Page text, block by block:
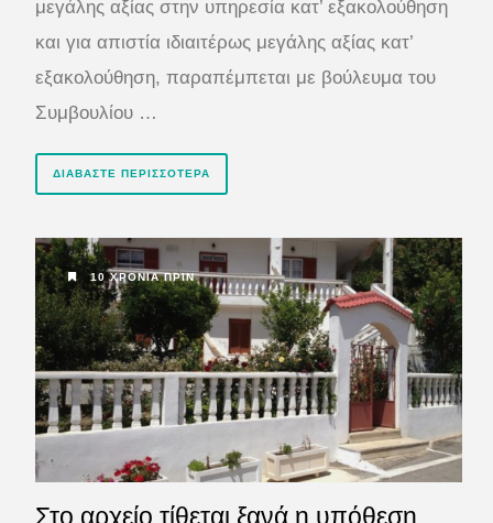
μεγάλης αξίας στην υπηρεσία κατ’ εξακολούθηση
και για απιστία ιδιαιτέρως μεγάλης αξίας κατ’
εξακολούθηση, παραπέμπεται με βούλευμα του
Συμβουλίου …
ΔΙΑΒΆΣΤΕ ΠΕΡΙΣΣΌΤΕΡΑ
10 ΧΡΌΝΙΑ ΠΡΙΝ
Στο αρχείο τίθεται ξανά η υπόθεση